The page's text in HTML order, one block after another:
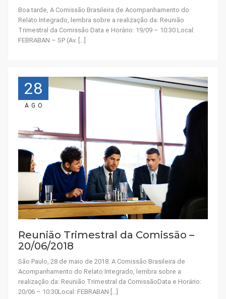
Boa tarde, A Comissão Brasileira de Acompanhamento do
Relato Integrado, lembra sobre a realização da: Reunião
Trimestral da Comissão Data e Horário: 19/09 – 10:30 Local:
FEBRABAN – SP (Av. […]
28
AGO
Reunião Trimestral da Comissão –
20/06/2018
São Paulo, 28 de maio de 2018. A Comissão Brasileira de
Acompanhamento do Relato Integrado, lembra sobre a
realização da: Reunião Trimestral da ComissãoData e Horário:
20/06 – 10:30Local: FEBRABAN […]